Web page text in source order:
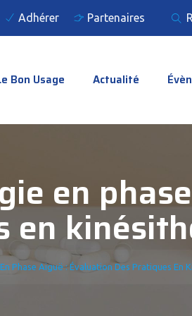
Adhérer Partenaires
Bon Usage Actualité
en
en
Phase Aiguë : Évaluation Des Pratiques En